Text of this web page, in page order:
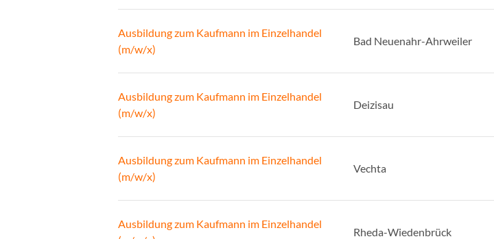
Ausbildung zum Kaufmann im Einzelhandel
(m/w/x)
Bad Neuenahr-Ahrweiler
Ausbildung zum Kaufmann im Einzelhandel
(m/w/x)
Deizisau
Ausbildung zum Kaufmann im Einzelhandel
(m/w/x)
Vechta
Ausbildung zum Kaufmann im Einzelhandel
Rheda-Wiedenbrück